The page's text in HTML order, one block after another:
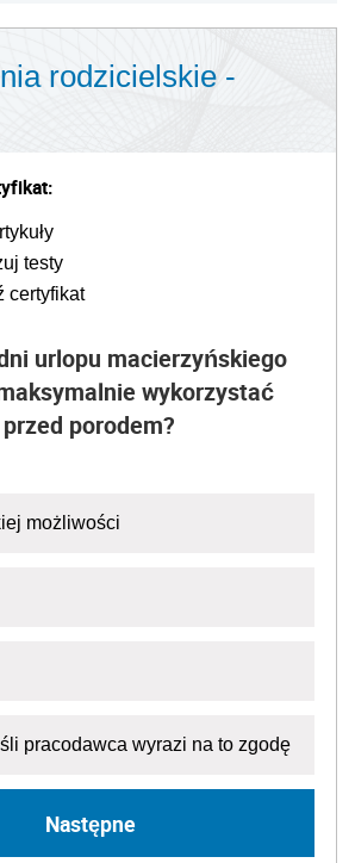
rodzicielskie -
testy
certyfikat
urlopu macierzyńskiego
wykorzystać
porodem?
możliwości
pracodawca wyrazi na to zgodę
Następne